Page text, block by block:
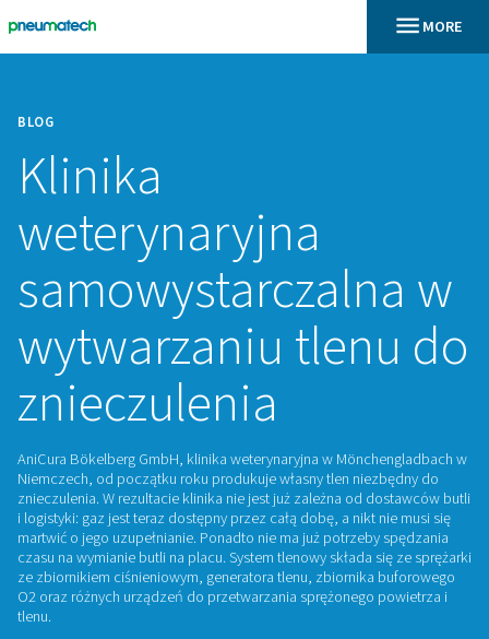
BLOG
Klinika
weterynaryjna
wytwarzaniu
znieczulenia
AniCura Bökelberg GmbH, klinika weterynaryjna w
Niemczech, od początku roku produkuje własny tlen
znieczulenia. W rezultacie klinika nie jest już zależna od